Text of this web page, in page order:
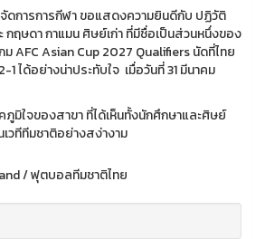
ดการการกีฬา ขอแสดงความยินดีกับ ปฏิวัติ
กฤษดา กาแมน ศิษย์เก่า ที่มีชื่อเป็นส่วนหนึ่งของ
AFC Asian Cup 2027 Qualifiers นัดที่ไทย
1 ได้อย่างน่าประทับใจ เมื่อวันที่ 31 มีนาคม
มิใจของสาขา ที่ได้เห็นทั้งนักศึกษาและศิษย์
วทีทีมชาติอย่างสง่างาม
/ ฟุตบอลทีมชาติไทย